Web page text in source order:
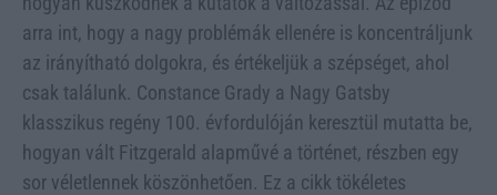
arra int, hogy a nagy problémák ellenére is koncentráljunk
az irányítható dolgokra, és értékeljük a szépséget, ahol
csak találunk. Constance Grady a Nagy Gatsby
klasszikus regény 100. évfordulóján keresztül mutatta be,
hogyan vált Fitzgerald alapművé a történet, részben egy
sor véletlennek köszönhetően. Ez a cikk tökéletes